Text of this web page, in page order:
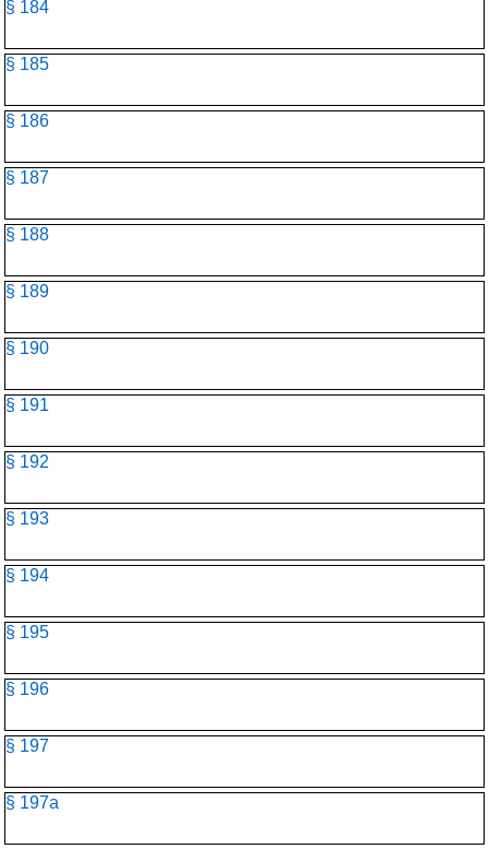
§ 184
§ 185
§ 186
§ 187
§ 188
§ 189
§ 190
§ 191
§ 192
§ 193
§ 194
§ 195
§ 196
§ 197
§ 197a